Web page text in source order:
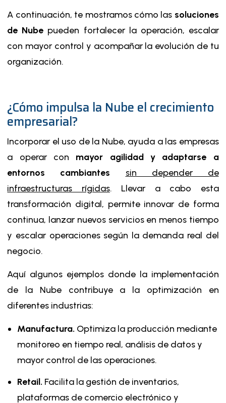
A continuación, te mostramos cómo las soluciones
de Nube pueden fortalecer la operación, escalar
con mayor control y acompañar la evolución de tu
organización.
¿Cómo impulsa la Nube el crecimiento
empresarial?
Incorporar el uso de la Nube, ayuda a las empresas
a operar con mayor agilidad y adaptarse a
entornos cambiantes
sin depender de
infraestructuras rígidas. Llevar a cabo esta
transformación digital, permite innovar de forma
continua, lanzar nuevos servicios en menos tiempo
y escalar operaciones según la demanda real del
negocio.
Aquí algunos ejemplos donde la implementación
de la Nube contribuye a la optimización en
diferentes industrias:
Manufactura. Optimiza la producción mediante
monitoreo en tiempo real, análisis de datos y
mayor control de las operaciones.
Retail. Facilita la gestión de inventarios,
plataformas de comercio electrónico y